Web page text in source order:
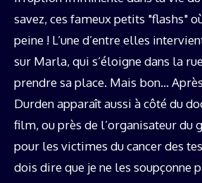
savez, ces fameux petits "flashs"
peine ! L’une d’entre elles
sur Marla, qui s’éloigne dans la
prendre sa place. Mais bon…
Durden apparaît aussi à côté du
film, ou près de l’organisateur du
pour les victimes du cancer des
dois dire que je ne les soupçonne